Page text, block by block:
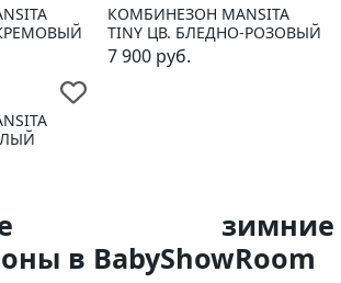
КОМБИНЕЗОН MANSITA
TINY ЦВ. БЛЕДНО-РОЗОВЫЙ
7 900 руб.
зимние
в BabyShowRoom